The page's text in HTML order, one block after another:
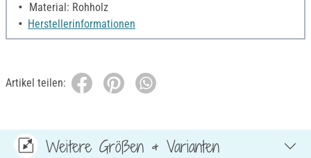
Material: Rohholz
Herstellerinformationen
Artikel teilen:
Weitere Größen & Varianten